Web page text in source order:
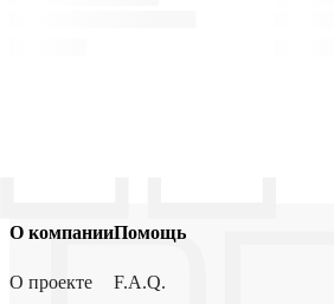
О компании
О проекте
Помощь
F.A.Q.